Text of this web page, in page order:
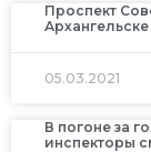
Проспект
05.03.2021
В погоне за
инспекторы